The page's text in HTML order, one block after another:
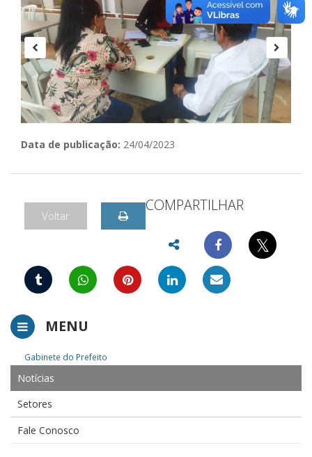
Data de publicação: 24/04/2023
Voltar
COMPARTILHAR
𝕏
MENU
Gabinete do Prefeito
Notícias
Setores
Fale Conosco